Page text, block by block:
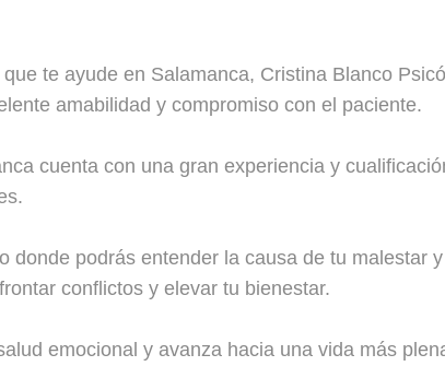
te ayude en Salamanca, Cristina Blanco
amabilidad y compromiso con el paciente.
cuenta con una gran experiencia y
donde podrás entender la causa de tu malestar
conflictos y elevar tu bienestar.
emocional y avanza hacia una vida más